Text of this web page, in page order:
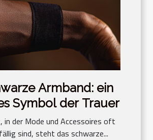
Armband: ein
Symbol der Trauer
in der Mode und Accessoires oft
sind, steht das schwarze...